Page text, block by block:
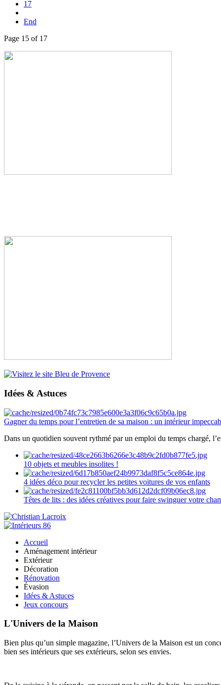
17
End
Page 15 of 17
Idées & Astuces
Gagner du temps pour l’entretien de sa maison : un intérieur
Dans un quotidien souvent rythmé par un emploi du temps chargé,
10 objets et meubles insolites !
4 idées déco pour recycler les petites voitures de vos enfants
Têtes de lits : des idées créatives pour faire swinguer votre
Accueil
Aménagement intérieur
Extérieur
Décoration
Rénovation
Évasion
Idées & Astuces
Jeux concours
L'Univers de la Maison
Bien plus qu’un simple magazine, l’Univers de la Maison est un
bien ses intérieurs que ses extérieurs, selon ses envies.